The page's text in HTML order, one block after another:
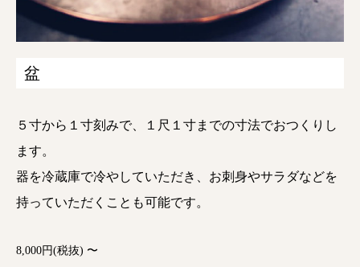
盆
５寸から１寸刻みで、１尺１寸までの寸法でおつくりし
ます。
器を冷蔵庫で冷やしていただき、お刺身やサラダなどを
持っていただくことも可能です。
8,000円(税抜) 〜